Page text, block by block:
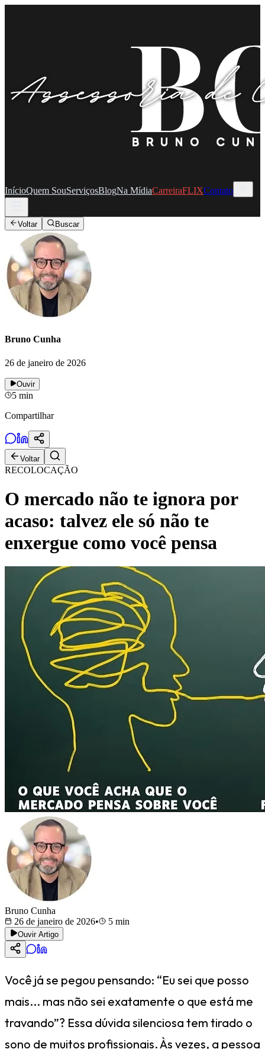
InícioQuem SouServiçosBlogNa MídiaCarreiraFLIXContato
Voltar Buscar
Bruno Cunha
26 de janeiro de 2026
Ouvir
5 min
Compartilhar
Voltar
RECOLOCAÇÃO
O mercado não te ignora por
acaso: talvez ele só não te
enxergue como você pensa
Bruno Cunha
26 de janeiro de 2026• 5 min
Ouvir Artigo
Você já se pegou pensando: “Eu sei que posso
mais... mas não sei exatamente o que está me
travando”? Essa dúvida silenciosa tem tirado o
sono de muitos profissionais. Às vezes, a pessoa